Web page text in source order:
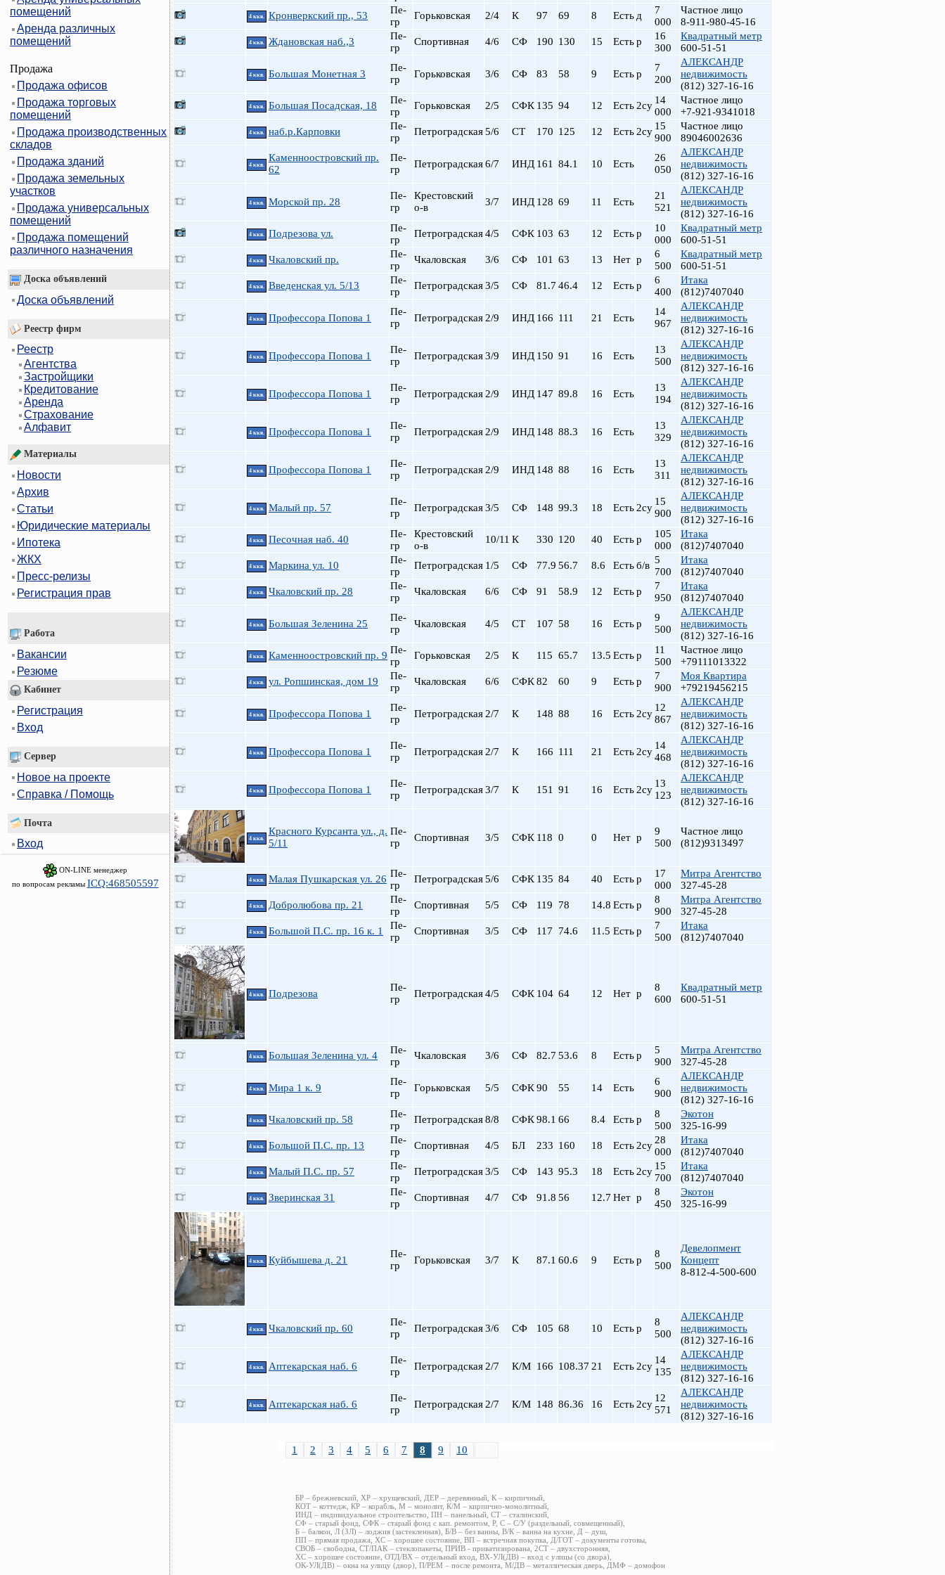
помещений
Аренда различных
помещений
Продажа
Продажа офисов
Продажа торговых
помещений
Продажа производственных
складов
Продажа зданий
Продажа земельных
участков
Продажа универсальных
помещений
Продажа помещений
различного назначения
Доска объявлений
Доска объявлений
Реестр фирм
Реестр
Агентства
Застройщики
Кредитование
Аренда
Страхование
Алфавит
Материалы
Новости
Архив
Статьи
Юридические материалы
Ипотека
ЖКХ
Пресс-релизы
Регистрация прав
Работа
Вакансии
Резюме
Кабинет
Регистрация
Вход
Сервер
Новое на проекте
Справка / Помощь
Почта
Вход
ON-LINE менеджер
по вопросам рекламы ICQ:468505597
Старый фонд (СФ)
Московская
Озерки
Парнас
Пионерская
пл. Восстания
пл. Мужества
Пролетарская
Рыбацкое
Технологический ин-т
ул. Дыбенко
Черная речка
Чкаловская
4 ккв. Кронверкский пр., 53
Пе-
гр
Горьковская 2/4 К 97 69 8 Есть д
7
000
Частное лицо
8-911-980-45-16
4 ккв. Ждановская наб.,3
Пе-
гр
Спортивная 4/6 СФ 190 130 15 Естьр
16
300
Квадратный метр
600-51-51
4 ккв. Большая Монетная 3
Пе-
гр
Горьковская 3/6 СФ 83 58 9 Естьр
7
200
АЛЕКСАНДР
недвижимость
(812) 327-16-16
4 ккв. Большая Посадская, 18
Пе-
гр
Горьковская 2/5 СФК 135 94 12 Есть 2су 14
000
Частное лицо
+7-921-9341018
4 ккв. наб.р.Карповки
Пе-
гр
Петроградская5/6 СТ 170 125 12 Есть 2су 15
900
Частное лицо
89046002636
4 ккв.
Каменноостровский пр.
62
Пе-
гр
Петроградская6/7 ИНД 161 84.1 10 Есть
26
050
АЛЕКСАНДР
недвижимость
(812) 327-16-16
4 ккв. Морской пр. 28
Пе-
гр
Крестовский
о-в
3/7 ИНД 128 69 11 Есть
21
521
АЛЕКСАНДР
недвижимость
(812) 327-16-16
4 ккв. Подрезова ул.
Пе-
гр
Петроградская4/5 СФК 103 63 12 Естьр
10
000
Квадратный метр
600-51-51
4 ккв. Чкаловский пр.
Пе-
гр
Чкаловская 3/6 СФ 101 63 13 Нет р
6
500
Квадратный метр
600-51-51
4 ккв. Введенская ул. 5/13
Пе-
гр
Петроградская3/5 СФ 81.7 46.4 12 Естьр
6
400
Итака
(812)7407040
4 ккв. Профессора Попова 1
Пе-
гр
Петроградская 2/9 ИНД 166 111 21 Есть
14
967
АЛЕКСАНДР
недвижимость
(812) 327-16-16
4 ккв. Профессора Попова 1
Пе-
гр
Петроградская3/9 ИНД 150 91 16 Есть
13
500
АЛЕКСАНДР
недвижимость
(812) 327-16-16
4 ккв. Профессора Попова 1
Пе-
гр
Петроградская 2/9 ИНД 147 89.8 16 Есть
13
194
АЛЕКСАНДР
недвижимость
(812) 327-16-16
4 ккв. Профессора Попова 1
Пе-
гр
Петроградская 2/9 ИНД 148 88.3 16 Есть
13
329
АЛЕКСАНДР
недвижимость
(812) 327-16-16
4 ккв. Профессора Попова 1
Пе-
гр
Петроградская 2/9 ИНД 148 88 16 Есть
13
311
АЛЕКСАНДР
недвижимость
(812) 327-16-16
4 ккв. Малый пр. 57
Пе-
гр
Петроградская3/5 СФ 148 99.3 18 Есть 2су
15
900
АЛЕКСАНДР
недвижимость
(812) 327-16-16
4 ккв. Песочная наб. 40
Пе-
гр
Крестовский
о-в
10/11 К 330 120 40 Естьр
105
000
Итака
(812)7407040
4 ккв. Маркина ул. 10
Пе-
гр
Петроградская 1/5 СФ 77.9 56.7 8.6 Естьб/в 5
700
Итака
(812)7407040
4 ккв. Чкаловский пр. 28
Пе-
гр
Чкаловская 6/6 СФ 91 58.9 12 Естьр
7
950
Итака
(812)7407040
4 ккв. Большая Зеленина 25
Пе-
гр
Чкаловская 4/5 СТ 107 58 16 Естьр
9
500
АЛЕКСАНДР
недвижимость
(812) 327-16-16
4 ккв. Каменноостровский пр. 9 Пе-
гр
Горьковская 2/5 К 115 65.7 13.5 Естьр
11
500
Частное лицо
+79111013322
4 ккв. ул. Ропшинская, дом 19
Пе-
гр
Чкаловская 6/6 СФК82 60 9 Естьр
7
900
Моя Квартира
+79219456215
4 ккв. Профессора Попова 1
Пе-
гр
Петроградская 2/7 К 148 88 16 Есть 2су
12
867
АЛЕКСАНДР
недвижимость
(812) 327-16-16
4 ккв. Профессора Попова 1
Пе-
гр
Петроградская 2/7 К 166 111 21 Есть 2су
14
468
АЛЕКСАНДР
недвижимость
(812) 327-16-16
4 ккв. Профессора Попова 1
Пе-
гр
Петроградская3/7 К 151 91 16 Есть 2су
13
123
АЛЕКСАНДР
недвижимость
(812) 327-16-16
4 ккв.
Красного Курсанта ул., д.
5/11
Пе-
гр
Спортивная 3/5 СФК 118 0 0 Нет р
9
500
Частное лицо
(812)9313497
4 ккв. Малая Пушкарская ул. 26 Пе-
гр
Петроградская5/6 СФК 135 84 40 Естьр
17
000
Митра Агентство
327-45-28
4 ккв. Добролюбова пр. 21
Пе-
гр
Спортивная 5/5 СФ 119 78 14.8 Естьр
8
900
Митра Агентство
327-45-28
4 ккв. Большой П.С. пр. 16 к. 1
Пе-
гр
Спортивная 3/5 СФ 117 74.6 11.5 Естьр
7
500
Итака
(812)7407040
4 ккв. Подрезова
Пе-
гр
Петроградская4/5 СФК 104 64 12 Нет р
8
600
Квадратный метр
600-51-51
4 ккв. Большая Зеленина ул. 4
Пе-
гр
Чкаловская 3/6 СФ 82.7 53.6 8 Естьр
5
900
Митра Агентство
327-45-28
4 ккв. Мира 1 к. 9
Пе-
гр
Горьковская 5/5 СФК90 55 14 Есть
6
900
АЛЕКСАНДР
недвижимость
(812) 327-16-16
4 ккв. Чкаловский пр. 58
Пе-
гр
Петроградская8/8 СФК98.1 66 8.4 Естьр
8
500
Экотон
325-16-99
4 ккв. Большой П.С. пр. 13
Пе-
гр
Спортивная 4/5 БЛ 233 160 18 Есть 2су 28
000
Итака
(812)7407040
4 ккв. Малый П.С. пр. 57
Пе-
гр
Петроградская3/5 СФ 143 95.3 18 Есть 2су 15
700
Итака
(812)7407040
4 ккв. Зверинская 31
Пе-
гр
Спортивная 4/7 СФ 91.8 56 12.7 Нет р
8
450
Экотон
325-16-99
4 ккв. Куйбышева д. 21
Пе-
гр
Горьковская 3/7 К 87.1 60.6 9 Естьр
8
500
Девелопмент
Концепт
8-812-4-500-600
4 ккв. Чкаловский пр. 60
Пе-
гр
Петроградская3/6 СФ 105 68 10 Естьр
8
500
АЛЕКСАНДР
недвижимость
(812) 327-16-16
4 ккв. Аптекарская наб. 6
Пе-
гр
Петроградская 2/7 К/М 166 108.37 21 Есть 2су
14
135
АЛЕКСАНДР
недвижимость
(812) 327-16-16
4 ккв. Аптекарская наб. 6
Пе-
гр
Петроградская 2/7 К/М 148 86.36 16 Есть 2су
12
571
АЛЕКСАНДР
недвижимость
(812) 327-16-16
1 2 3 4 5 6 7 8 9 10
БР – брежневский, ХР – хрущевский, ДЕР – деревянный, К – кирпичный,
КОТ – коттедж, КР – корабль, М – монолит, К/М – кирпично-монолитный,
ИНД – индивидуальное строительство, ПН – панельный, СТ – сталинский,
СФ – старый фонд, СФК – старый фонд с кап. ремонтом, Р, С – С/У (раздельный, совмещенный),
Б – балкон, Л (ЗЛ) – лоджия (застекленная), Б/В – без ванны, В/К – ванна на кухне, Д – душ,
ПП – прямая продажа, ХС – хорошее состояние, ВП – встречная покупка, Д/ГОТ – документы готовы,
СВОБ – свободна, СТ/ПАК – стеклопакеты, ПРИВ - приватизирована, 2СТ – двухсторонняя,
ХС – хорошее состояние, ОТД/ВХ – отдельный вход, ВХ-УЛ(ДВ) – вход с улицы (со двора),
ОК-УЛ(ДВ) – окна на улицу (двор), П/РЕМ – после ремонта, М/ДВ – металлическая дверь, ДМФ – домофон